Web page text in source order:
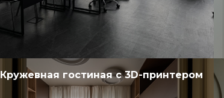
Кружевная гостиная с 3D-принтером